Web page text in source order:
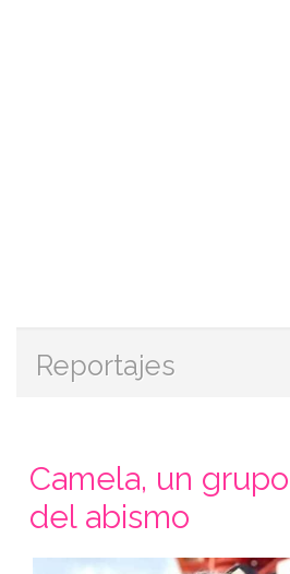
Reportajes
Camela, un
del abismo